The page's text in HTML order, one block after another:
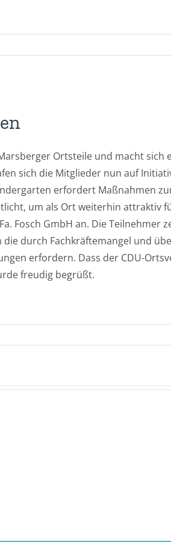
Ortsteile und macht sich
sich die Mitglieder nun auf
erfordert Maßnahmen
um als Ort weiterhin attraktiv
Fosch GmbH an. Die Teilnehmer
durch Fachkräftemangel und
erfordern. Dass der CDU-
freudig begrüßt.